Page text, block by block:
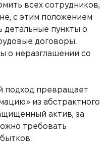
всех сотрудников,
с этим положением
детальные пункты о
договоры.
о неразглашении со
подход превращает
из абстрактного
актив, за
требовать